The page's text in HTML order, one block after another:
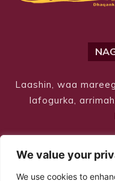
We value your
We use cookies to
Laashin, waa
lafogurka,